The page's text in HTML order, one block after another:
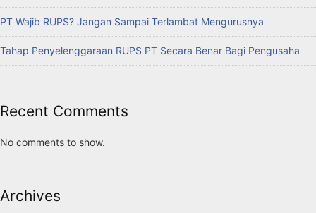
PT Wajib RUPS? Jangan Sampai Terlambat Mengurusnya
Tahap Penyelenggaraan RUPS PT Secara Benar Bagi Pengusaha
Recent Comments
No comments to show.
Archives